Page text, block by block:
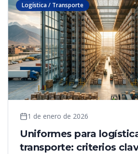
Logística / Transporte
1 de enero de 2026
Uniformes para
transporte: criterios